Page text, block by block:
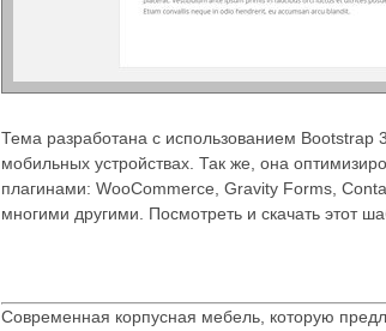
Тема разработана с использованием Bootstrap
мобильных устройствах. Так же, она
плагинами: WooCommerce, Gravity Forms,
многими другими. Посмотреть и скачать этот
Современная корпусная мебель, которую